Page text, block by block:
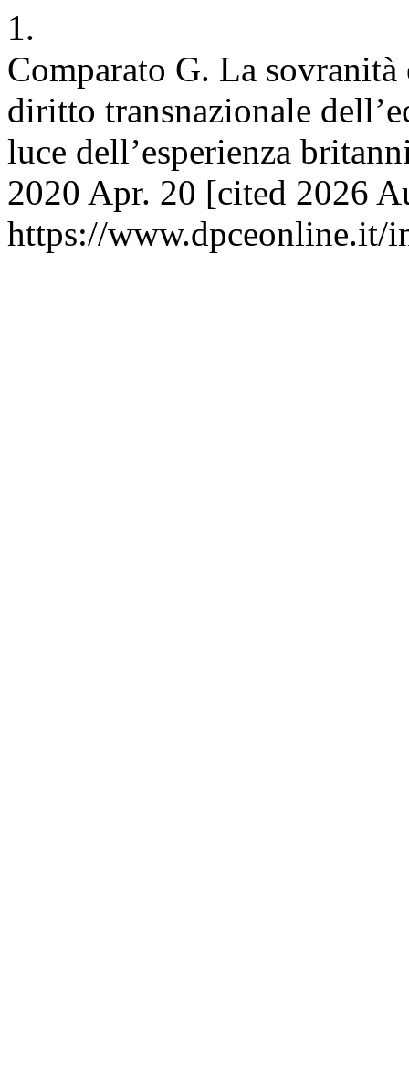
1.
Comparato G. La
diritto transnazionale
luce dell’esperienza
2020 Apr. 20 [cited 2026
https://www.dpceonline.it/